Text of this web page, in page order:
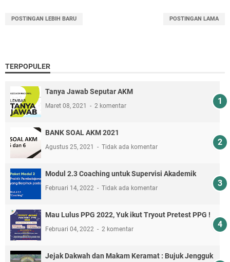
POSTINGAN LEBIH BARU POSTINGAN LAMA
TERPOPULER
Tanya Jawab Seputar AKM
Maret 08, 2021 2 komentar
BANK SOAL AKM 2021
Agustus 25, 2021 Tidak ada komentar
Modul 2.3 Coaching untuk Supervisi Akademik
Februari 14, 2022 Tidak ada komentar
Mau Lulus PPG 2022, Yuk ikut Tryout Pretest PPG !
Februari 04, 2022 2 komentar
Jejak Dakwah dan Makam Keramat : Bujuk Jengguk